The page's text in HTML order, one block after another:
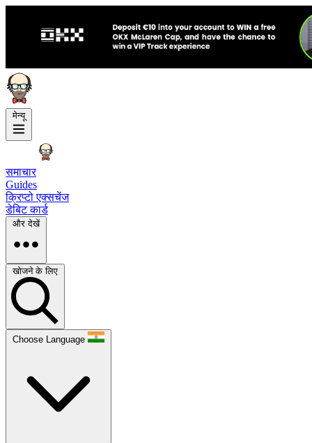
मेन्यू
समाचार
Guides
क्रिप्टो एक्सचेंज
डेबिट कार्ड
और देखें
खोजने के लिए
Choose Language